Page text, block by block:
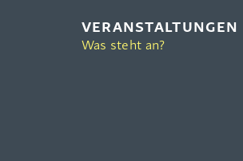
VERANSTALTUNGEN
Was steht an?